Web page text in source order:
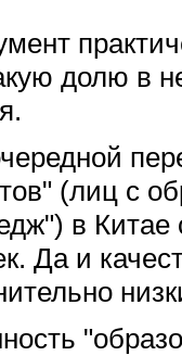
долю в
(лиц с
в Китае
Да и